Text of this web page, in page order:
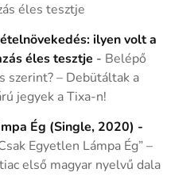
éles tesztje
ilyen volt a
éles tesztje - Belépő
szerint? – Debütáltak a
jegyek a Tixa-n!
Ég (Single, 2020) -
Egyetlen Lámpa Ég” –
első magyar nyelvű dala